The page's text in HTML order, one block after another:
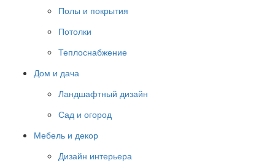
Полы и покрытия
Потолки
Теплоснабжение
Дом и дача
Ландшафтный дизайн
Сад и огород
Мебель и декор
Дизайн интерьера